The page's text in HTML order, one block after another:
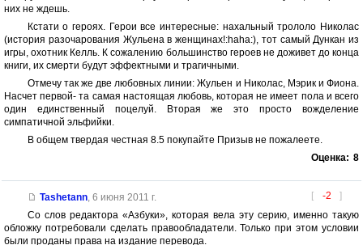
них не ждешь.
Кстати о героях. Герои все интересные: нахальный трололо Николас
(история разочарования Жульена в женщинах!:haha:), тот самый Дункан из
игры, охотник Келль. К сожалению большинство героев не доживет до конца
книги, их смерти будут эффектными и трагичными.
Отмечу так же две любовных линии: Жульен и Николас, Мэрик и Фиона.
Насчет первой- та самая настоящая любовь, которая не имеет пола и всего
один единственный поцелуй. Вторая же это просто вожделение
симпатичной эльфийки.
В общем твердая честная 8.5 покупайте Призыв не пожалеете.
Оценка: 8
[ -2 ]
Tashetann, 6 июня 2011 г.
Со слов редактора «Азбуки», которая вела эту серию, именно такую
обложку потребовали сделать правообладатели. Только при этом условии
были проданы права на издание перевода.